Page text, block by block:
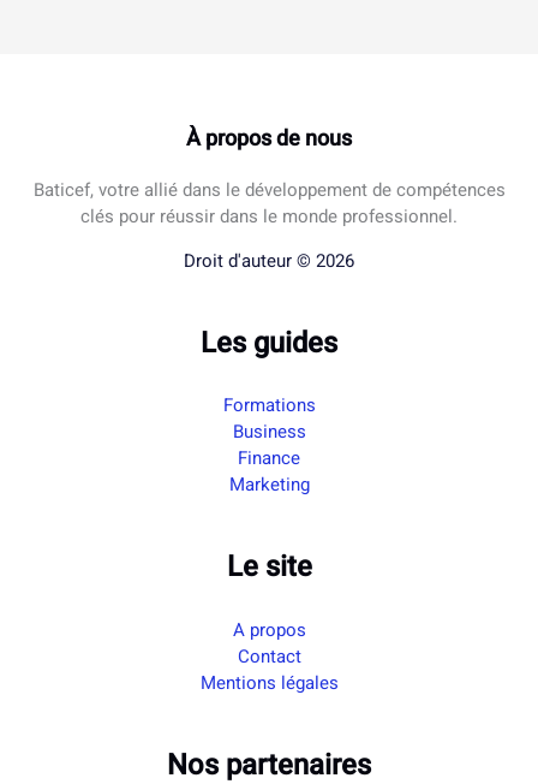
À propos de nous
Baticef, votre allié dans le développement de compétences
clés pour réussir dans le monde professionnel.
Droit d'auteur © 2026
Les guides
Formations
Business
Finance
Marketing
Le site
A propos
Contact
Mentions légales
Nos partenaires